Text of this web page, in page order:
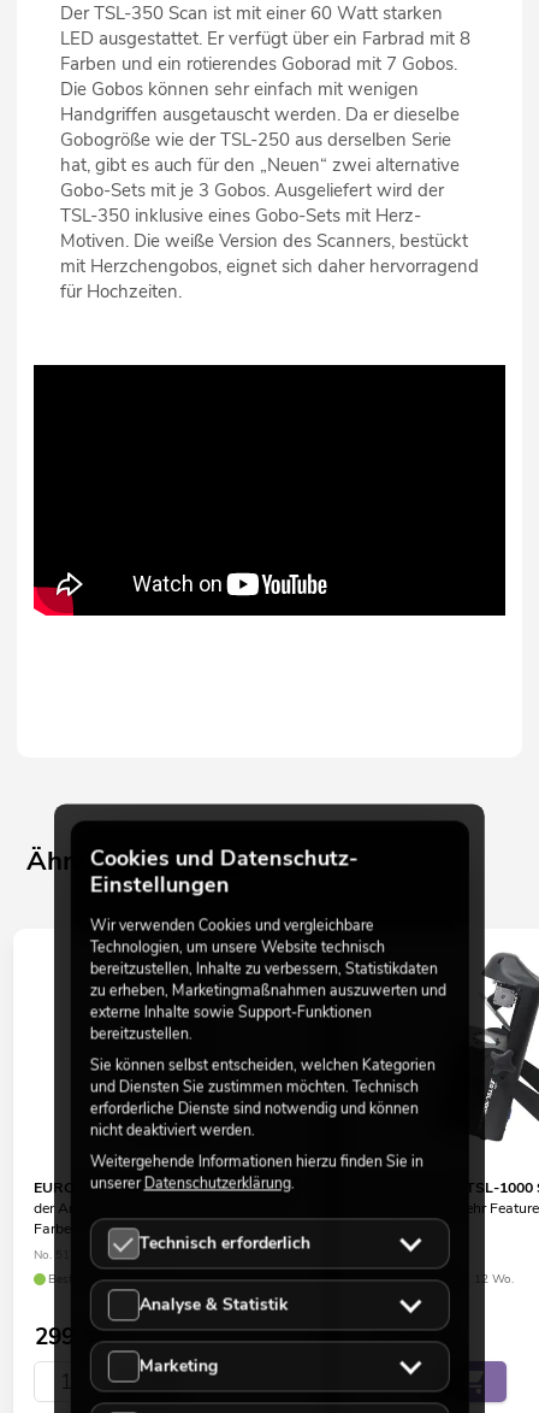
Der TSL-350 Scan ist mit einer 60 Watt starken
LED ausgestattet. Er verfügt über ein Farbrad mit 8
Farben und ein rotierendes Goborad mit 7 Gobos.
Die Gobos können sehr einfach mit wenigen
Handgriffen ausgetauscht werden. Da er dieselbe
Gobogröße wie der TSL-250 aus derselben Serie
hat, gibt es auch für den „Neuen“ zwei alternative
Gobo-Sets mit je 3 Gobos. Ausgeliefert wird der
TSL-350 inklusive eines Gobo-Sets mit Herz-
Motiven. Die weiße Version des Scanners, bestückt
mit Herzchengobos, eignet sich daher hervorragend
für Hochzeiten.
Ähnliche Produkte
EUROLITE LED TSL-350 Scan COB ws
der Artikel ist 100% baugleich, andere
Farbe
No. 51786151
Bestand reicht ca. 12 Wo.
299,00€
EUROLITE LED TSL-
der Artikel hat mehr
No. 51786126
Bestand reicht ca. 12 Wo.
429,00€
Cookies und Datenschutz-
Einstellungen
Wir verwenden Cookies und vergleichbare
Technologien, um unsere Website technisch
bereitzustellen, Inhalte zu verbessern, Statistikdaten
zu erheben, Marketingmaßnahmen auszuwerten und
externe Inhalte sowie Support-Funktionen
bereitzustellen.
Sie können selbst entscheiden, welchen Kategorien
und Diensten Sie zustimmen möchten. Technisch
erforderliche Dienste sind notwendig und können
nicht deaktiviert werden.
Weitergehende Informationen hierzu finden Sie in
unsererDatenschutzerklärung.
Technisch erforderlich
Analyse & Statistik
Marketing